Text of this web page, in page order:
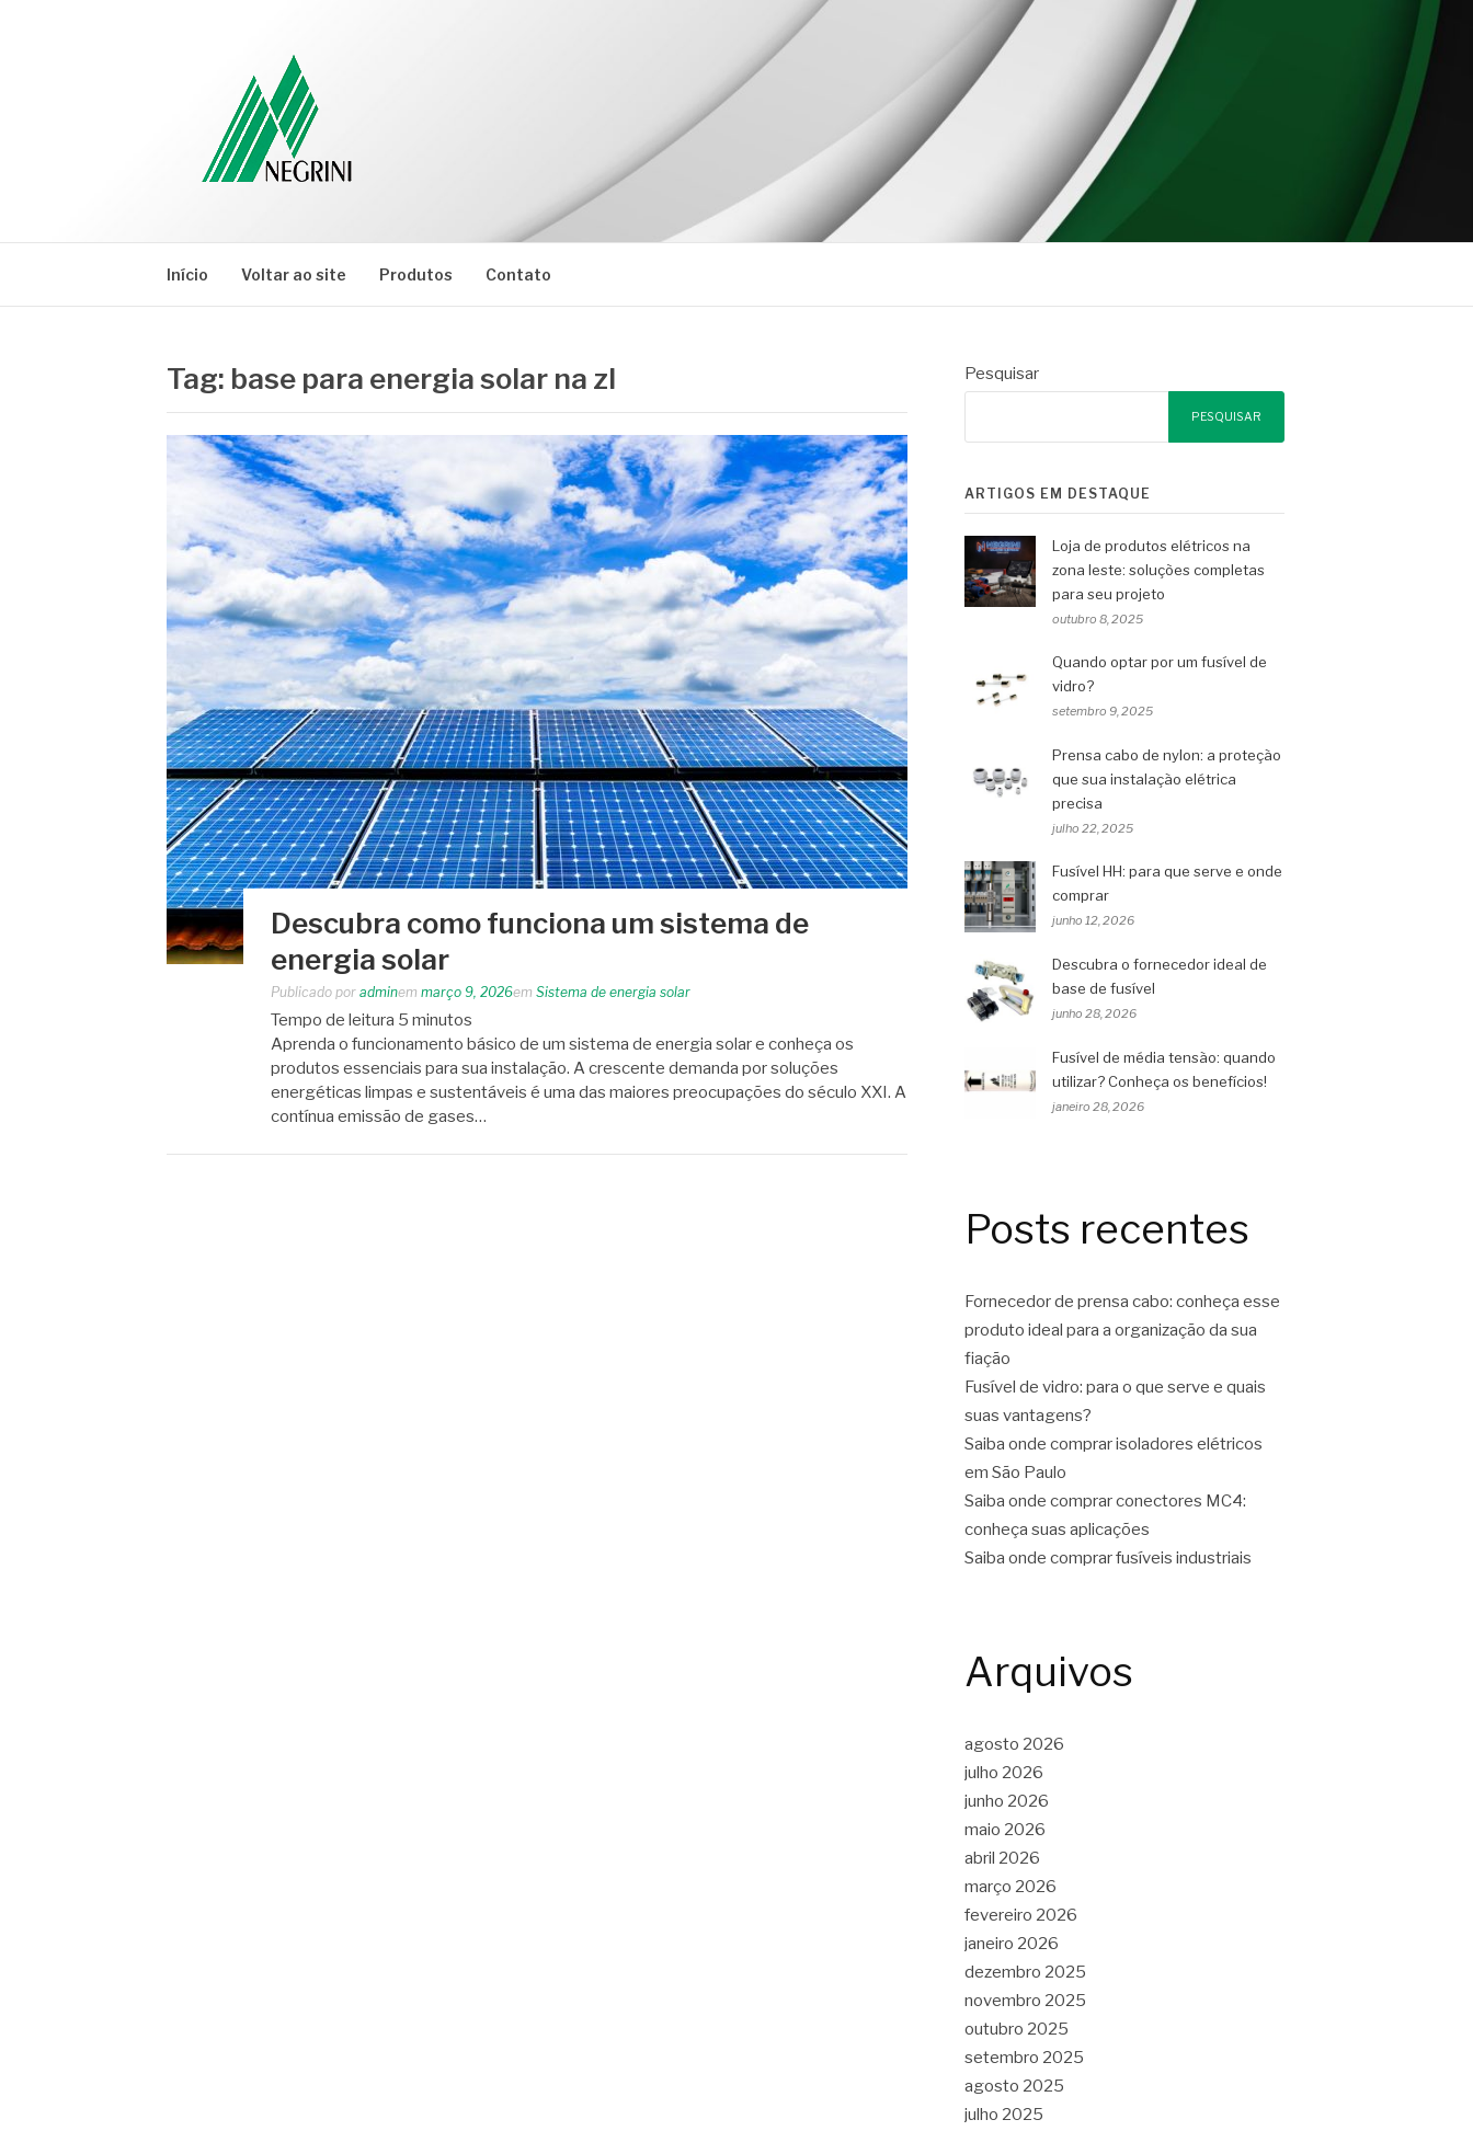
Início Voltar ao site Produtos Contato
Tag: base para energia solar na zl
Descubra como funciona um sistema de
energia solar
Publicado por adminem março 9, 2026em Sistema de energia solar
Tempo de leitura 5 minutos
Aprenda o funcionamento básico de um sistema de energia solar e conheça os
produtos essenciais para sua instalação. A crescente demanda por soluções
energéticas limpas e sustentáveis é uma das maiores preocupações do século XXI. A
contínua emissão de gases…
Pesquisar
PESQUISAR
ARTIGOS EM DESTAQUE
Loja de produtos elétricos na
zona leste: soluções completas
para seu projeto
outubro 8, 2025
Quando optar por um fusível de
vidro?
setembro 9, 2025
Prensa cabo de nylon: a proteção
que sua instalação elétrica
precisa
julho 22, 2025
Fusível HH: para que serve e onde
comprar
junho 12, 2026
Descubra o fornecedor ideal de
base de fusível
junho 28, 2026
Fusível de média tensão: quando
utilizar? Conheça os benefícios!
janeiro 28, 2026
Posts recentes
Fornecedor de prensa cabo: conheça esse
produto ideal para a organização da sua
fiação
Fusível de vidro: para o que serve e quais
suas vantagens?
Saiba onde comprar isoladores elétricos
em São Paulo
Saiba onde comprar conectores MC4:
conheça suas aplicações
Saiba onde comprar fusíveis industriais
Arquivos
agosto 2026
julho 2026
junho 2026
maio 2026
abril 2026
março 2026
fevereiro 2026
janeiro 2026
dezembro 2025
novembro 2025
outubro 2025
setembro 2025
agosto 2025
julho 2025